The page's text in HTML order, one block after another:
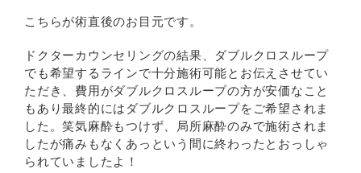
こちらが術直後のお目元です。
ドクターカウンセリングの結果、ダブルクロスループ
でも希望するラインで十分施術可能とお伝えさせてい
ただき、費用がダブルクロスループの方が安価なこと
もあり最終的にはダブルクロスループをご希望されま
した。笑気麻酔もつけず、局所麻酔のみで施術されま
したが痛みもなくあっという間に終わったとおっしゃ
られていましたよ！